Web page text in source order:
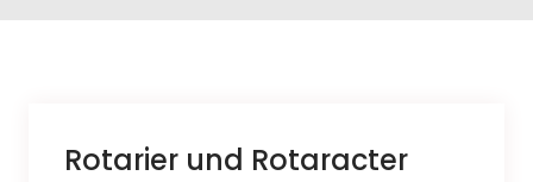
Rotarier und Rotaracter